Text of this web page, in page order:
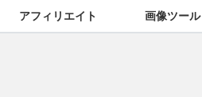
アフィリエイト 画像ツール